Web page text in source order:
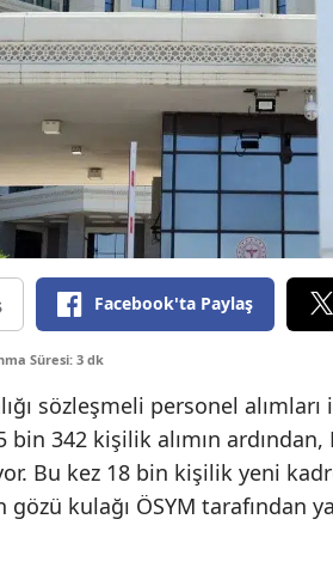
Facebook'ta Paylaş
Süresi: 3 dk
sözleşmeli personel
bin 342 kişilik alımın
Bu kez 18 bin kişilik yeni
kulağı ÖSYM tarafından